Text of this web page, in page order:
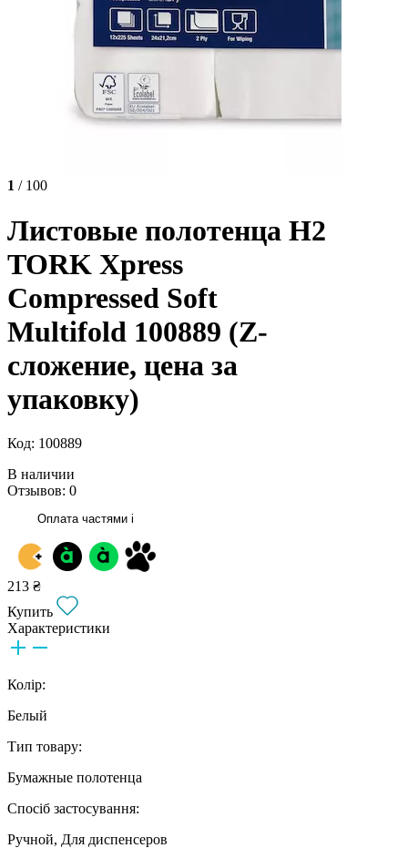
1 / 100
Листовые полотенца H2
TORK Xpress
Compressed Soft
Multifold 100889 (Z-
сложение, цена за
упаковку)
Код: 100889
В наличии
Отзывов: 0
Оплата частями i
213 ₴
Купить
Характеристики
Колір:
Белый
Тип товару:
Бумажные полотенца
Спосіб застосування:
Ручной, Для диспенсеров